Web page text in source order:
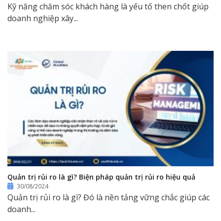
Kỹ năng chăm sóc khách hàng là yếu tố then chốt giúp
doanh nghiệp xây...
Quản trị rủi ro là gì? Biện pháp quản trị rủi ro hiệu quả
30/08/2024
Quản trị rủi ro là gì? Đó là nền tảng vững chắc giúp các
doanh...